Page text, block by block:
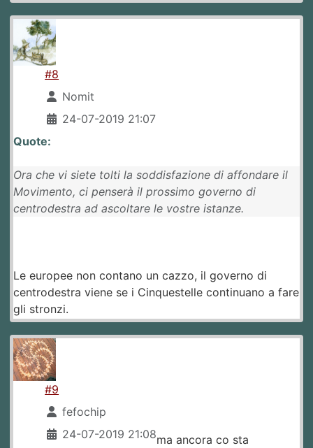
#8
Nomit
24-07-2019 21:07
Quote:
Ora che vi siete tolti la soddisfazione di affondare il
Movimento, ci penserà il prossimo governo di
centrodestra ad ascoltare le vostre istanze.
Le europee non contano un cazzo, il governo di
centrodestra viene se i Cinquestelle continuano a fare
gli stronzi.
#9
fefochip
24-07-2019 21:08ma ancora co sta